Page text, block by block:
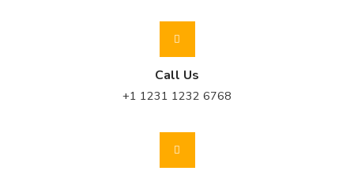
Call Us
+1 1231 1232 6768